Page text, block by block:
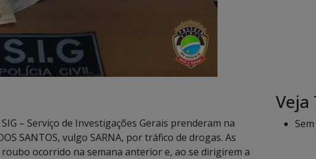
– Serviço de Investigações Gerais prenderam na
SANTOS, vulgo SARNA, por tráfico de drogas. As
ocorrido na semana anterior e, ao se dirigirem a
Veja